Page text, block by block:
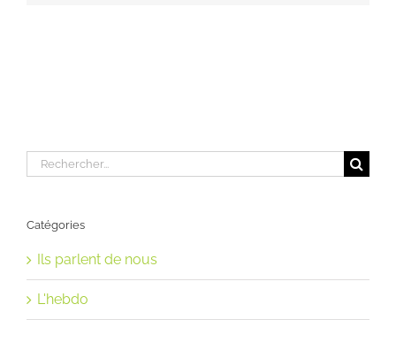
Rechercher:
Catégories
Ils parlent de nous
L'hebdo